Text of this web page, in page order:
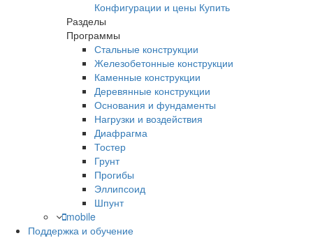
Конфигурации и цены Купить
Разделы
Программы
Стальные конструкции
Железобетонные конструкции
Каменные конструкции
Деревянные конструкции
Основания и фундаменты
Нагрузки и воздействия
Диафрагма
Тостер
Грунт
Прогибы
Эллипсоид
Шпунт
mobile
Поддержка и обучение